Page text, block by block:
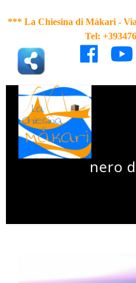
*** La Chiesina di Màkari -
Tel:
nero